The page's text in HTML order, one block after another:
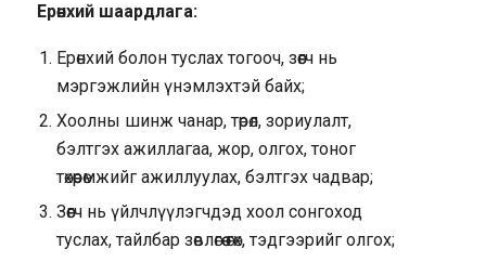
Ерөнхий шаардлага:
Ерөнхий болон туслах тогооч, зөөгч нь
мэргэжлийн үнэмлэхтэй байх;
Хоолны шинж чанар, төрөл, зориулалт,
бэлтгэх ажиллагаа, жор, олгох, тоног
төхөөрөмжийг ажиллуулах, бэлтгэх чадвар;
Зөөгч нь үйлчлүүлэгчдэд хоол сонгоход
туслах, тайлбар зөвлөгөө өгөх, тэдгээрийг олгох;